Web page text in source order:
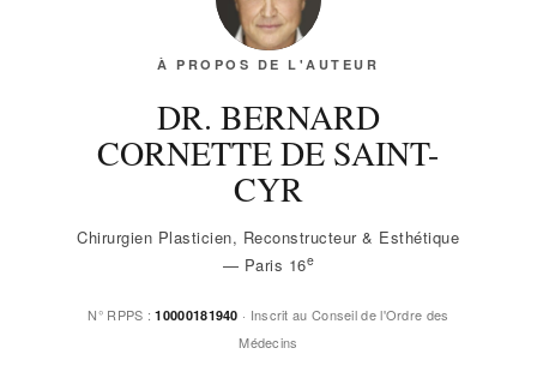
À PROPOS DE L'AUTEUR
DR. BERNARD
CORNETTE DE SAINT-
CYR
Chirurgien Plasticien, Reconstructeur & Esthétique
— Paris 16e
N° RPPS :10000181940 · Inscrit au Conseil de l'Ordre des
Médecins